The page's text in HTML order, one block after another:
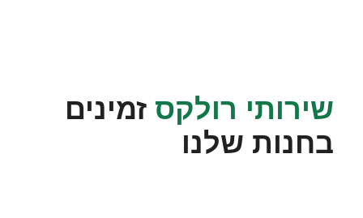
שירותי רולקסזמינים
בחנות שלנו